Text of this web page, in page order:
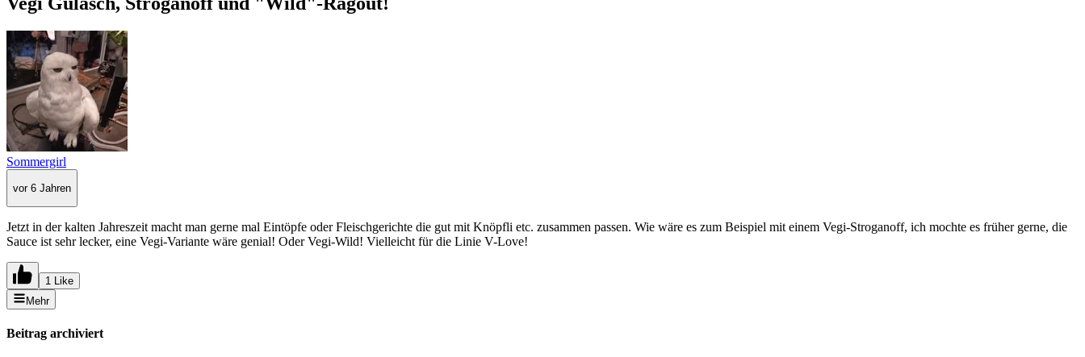
Sommergirl
vor 6 Jahren
Jetzt in der kalten Jahreszeit macht man gerne mal Eintöpfe oder Fleischgerichte die gut mit Knöpfli etc. zusammen passen. Wie wäre es zum Beispiel mit einem Vegi-Stroganoff, ich mochte es früher gerne, die
Sauce ist sehr lecker, eine Vegi-Variante wäre genial! Oder Vegi-Wild! Vielleicht für die Linie V-Love!
1 Like
Mehr
Beitrag archiviert